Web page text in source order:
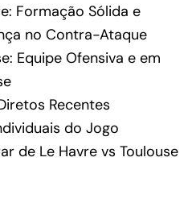
Formação Sólida e
no Contra-Ataque
Equipe Ofensiva e em
Recentes
do Jogo
de Le Havre vs Toulouse